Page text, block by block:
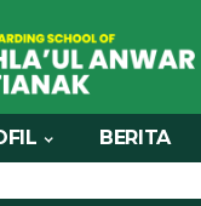
BERITA